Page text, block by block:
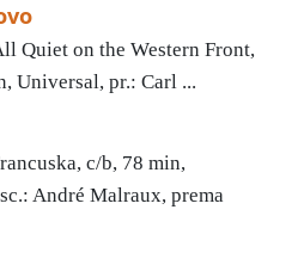
Quiet on the Western Front,
Universal, pr.: Carl ...
c/b, 78 min,
André Malraux, prema